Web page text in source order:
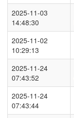
2025-11-03
14:48:30
2025-11-02
10:29:13
2025-11-24
07:43:52
2025-11-24
07:43:44